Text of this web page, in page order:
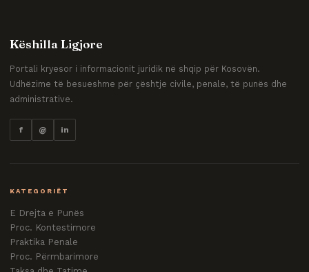
Këshilla Ligjore
Portali kryesor i informacionit juridik në shqip për Kosovën.
Udhëzime të besueshme për çështje civile, penale, të punës dhe
administrative.
f @ in
KATEGORIËT
E Drejta e Punës
Proc. Kontestimore
Praktika Penale
Proc. Përmbarimore